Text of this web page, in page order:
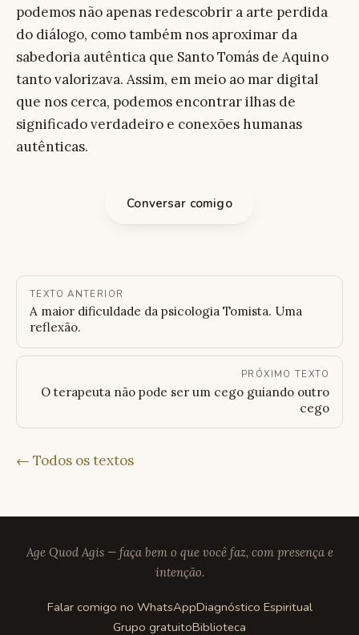
podemos não apenas redescobrir a arte perdida
do diálogo, como também nos aproximar da
sabedoria autêntica que Santo Tomás de Aquino
tanto valorizava. Assim, em meio ao mar digital
que nos cerca, podemos encontrar ilhas de
significado verdadeiro e conexões humanas
autênticas.
Conversar comigo
TEXTO ANTERIOR
A maior dificuldade da psicologia Tomista. Uma
reflexão.
PRÓXIMO TEXTO
O terapeuta não pode ser um cego guiando outro
cego
← Todos os textos
Age Quod Agis — faça bem o que você faz, com presença e
intenção.
Falar comigo no WhatsAppDiagnóstico Espiritual
Grupo gratuitoBiblioteca